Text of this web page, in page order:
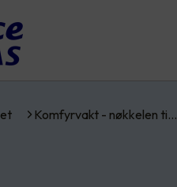
Komfyrvakt - nøkkelen ti…